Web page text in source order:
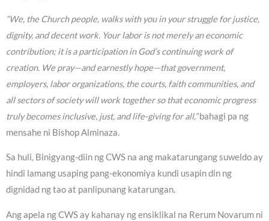
“We, the Church people, walks with you in your struggle for justice,
dignity, and decent work. Your labor is not merely an economic
contribution; it is a participation in God’s continuing work of
creation. We pray—and earnestly hope—that government,
employers, labor organizations, the courts, faith communities, and
all sectors of society will work together so that economic progress
truly becomes inclusive, just, and life-giving for all,”bahagi pa ng
mensahe ni Bishop Alminaza.
Sa huli, Binigyang-diin ng CWS na ang makatarungang suweldo ay
hindi lamang usaping pang-ekonomiya kundi usapin din ng
dignidad ng tao at panlipunang katarungan.
Ang apela ng CWS ay kahanay ng ensiklikal na Rerum Novarum ni